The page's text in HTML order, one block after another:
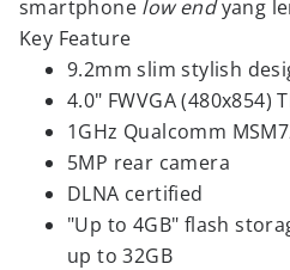
smartphone low endyang
Key Feature
9.2mm slim stylish
4.0" FWVGA (480x854)
1GHz Qualcomm
5MP rear camera
DLNA certified
"Up to 4GB" flash
up to 32GB